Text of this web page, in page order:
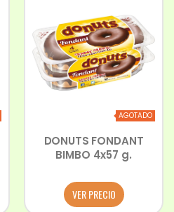
AGOTADO
DONUTS FONDANT
BIMBO 4x57 g.
VER PRECIO